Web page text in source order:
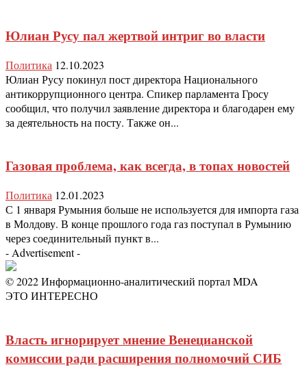
Юлиан Русу пал жертвой интриг во власти
Политика 12.10.2023
Юлиан Русу покинул пост директора Национального
антикоррупционного центра. Спикер парламента Гросу
сообщил, что получил заявление директора и благодарен ему
за деятельность на посту. Также он...
Газовая проблема, как всегда, в топах новостей
Политика 12.01.2023
С 1 января Румыния больше не используется для импорта газа
в Молдову. В конце прошлого года газ поступал в Румынию
через соединительный пункт в...
- Advertisement -
© 2022 Информационно-аналитический портал MDA
ЭТО ИНТЕРЕСНО
Власть игнорирует мнение Венецианской
комиссии ради расширения полномочий СИБ